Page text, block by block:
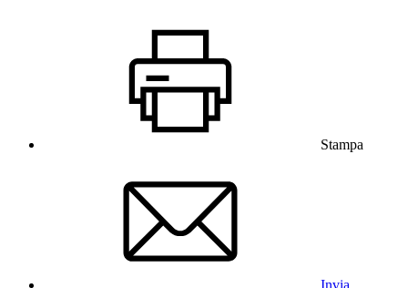
Stampa
Invia